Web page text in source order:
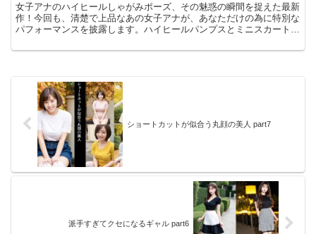
女子アナのハイヒールしゃがみポーズ、その魅惑の瞬間を捉えた最新
作！今回も、清楚で上品なあの女子アナが、あなただけの為に特別な
パフォーマンスを披露します。ハイヒールパンプスとミニスカートが
ショートカットが似合う丸顔の美人 part7
派手すぎてクセになるギャル part6